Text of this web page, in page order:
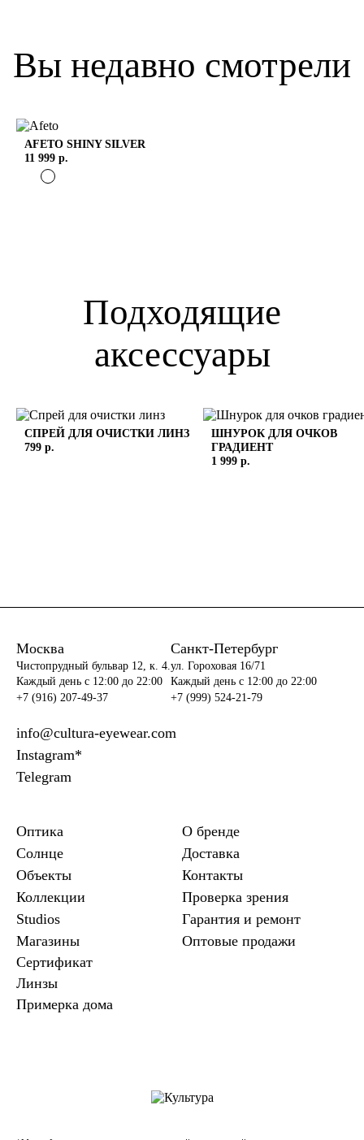
Вы недавно смотрели
AFETO SHINY SILVER
11 999 р.
Подходящие
аксессуары
СПРЕЙ ДЛЯ ОЧИСТКИ ЛИНЗ
799 р.
ШНУРОК ДЛЯ ОЧКОВ
ГРАДИЕНТ
1 999 р.
Москва
Чистопрудный бульвар 12, к. 4.
Каждый день c 12:00 до 22:00
+7 (916) 207-49-37
Санкт-Петербург
ул. Гороховая 16/71
Каждый день c 12:00 до 22:00
+7 (999) 524-21-79
info@cultura-eyewear.com
Instagram*
Telegram
Оптика
Солнце
Объекты
Коллекции
Studios
Магазины
Сертификат
Линзы
Примерка дома
О бренде
Доставка
Контакты
Проверка зрения
Гарантия и ремонт
Оптовые продажи